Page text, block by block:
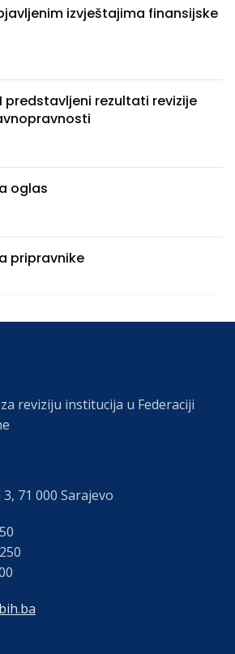
izvještajima finansijske
predstavljeni rezultati revizije
oglas
pripravnike
reviziju institucija u Federaciji
71 000 Sarajevo